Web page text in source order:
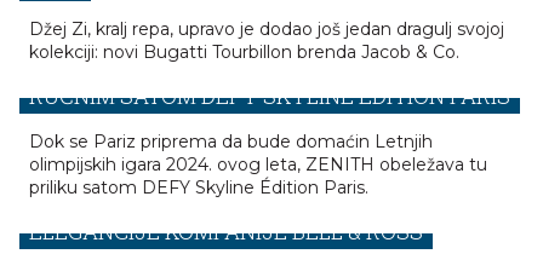
Džej Zi, kralj repa, upravo je dodao još jedan dragulj svojoj
kolekciji: novi Bugatti Tourbillon brenda Jacob & Co.
ZENITH ODAJE OMAŽ PARIZU EKSKLUZIVNIM
RUČNIM SATOM DEFY SKYLINE ÉDITION PARIS
Dok se Pariz priprema da bude domaćin Letnjih
olimpijskih igara 2024. ovog leta, ZENITH obeležava tu
priliku satom DEFY Skyline Édition Paris.
BR 03 WHITE STEEL & GOLD – NOVA ERA
ELEGANCIJE KOMPANIJE BELL & ROSS